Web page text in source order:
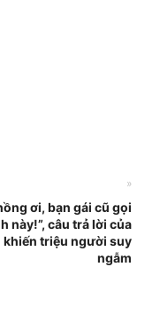
»
ơi, bạn gái cũ gọi
này!”, câu trả lời của
khiến triệu người suy
ngẫm